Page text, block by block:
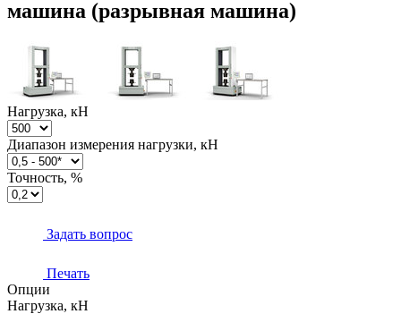
машина (разрывная машина)
Нагрузка, кН
Диапазон измерения нагрузки, кН
Точность, %
Задать вопрос
Печать
Опции
Нагрузка, кН